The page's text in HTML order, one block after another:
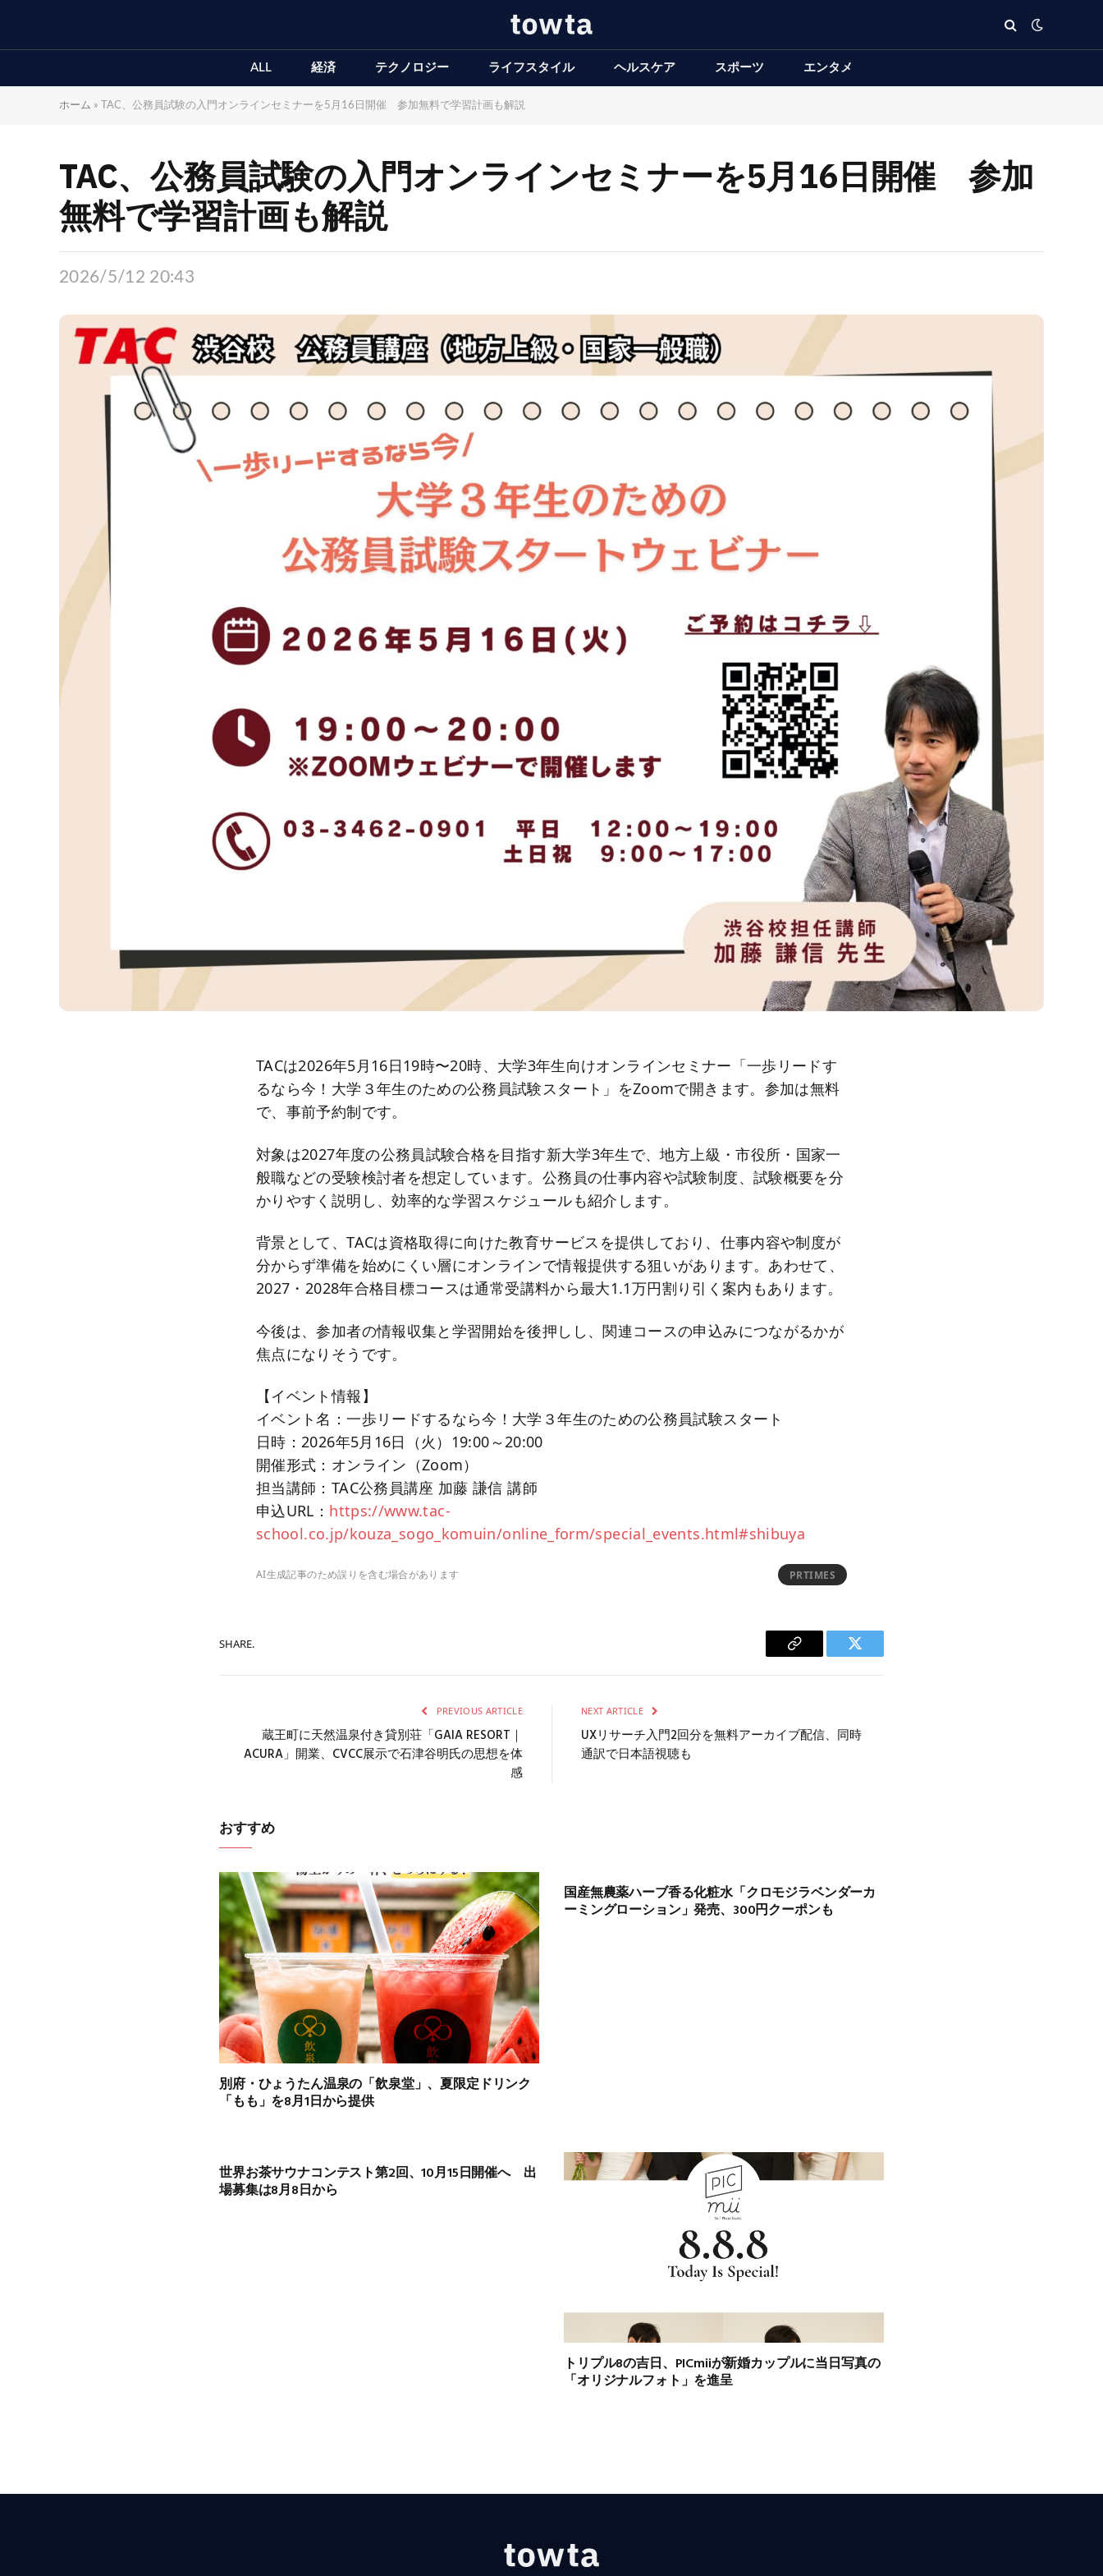
ALL 経済 テクノロジー ライフスタイル ヘルスケア スポーツ エンタメ
ホーム » TAC、公務員試験の入門オンラインセミナーを5月16日開催 参加無料で学習計画も解説
TAC、公務員試験の入門オンラインセミナーを5月16日開催 参加
無料で学習計画も解説
2026/5/12 20:43
TACは2026年5月16日19時〜20時、大学3年生向けオンラインセミナー「一歩リードす
るなら今！大学３年生のための公務員試験スタート」をZoomで開きます。参加は無料
で、事前予約制です。
対象は2027年度の公務員試験合格を目指す新大学3年生で、地方上級・市役所・国家一
般職などの受験検討者を想定しています。公務員の仕事内容や試験制度、試験概要を分
かりやすく説明し、効率的な学習スケジュールも紹介します。
背景として、TACは資格取得に向けた教育サービスを提供しており、仕事内容や制度が
分からず準備を始めにくい層にオンラインで情報提供する狙いがあります。あわせて、
2027・2028年合格目標コースは通常受講料から最大1.1万円割り引く案内もあります。
今後は、参加者の情報収集と学習開始を後押しし、関連コースの申込みにつながるかが
焦点になりそうです。
【イベント情報】
イベント名：一歩リードするなら今！大学３年生のための公務員試験スタート
日時：2026年5月16日（火）19:00～20:00
開催形式：オンライン（Zoom）
担当講師：TAC公務員講座 加藤 謙信 講師
申込URL： https://www.tac-
school.co.jp/kouza_sogo_komuin/online_form/special_events.html#shibuya
AI生成記事のため誤りを含む場合があります PRTIMES
SHARE.
Copy
Twitter
PREVIOUS ARTICLE
蔵王町に天然温泉付き貸別荘「GAIA RESORT｜
ACURA」開業、CVCC展示で石津谷明氏の思想を体
感
NEXT ARTICLE
UXリサーチ入門2回分を無料アーカイブ配信、同時
通訳で日本語視聴も
おすすめ
別府・ひょうたん温泉の「飲泉堂」、夏限定ドリンク
「もも」を8月1日から提供
国産無農薬ハーブ香る化粧水「クロモジラベンダーカ
ーミングローション」発売、300円クーポンも
世界お茶サウナコンテスト第2回、10月15日開催へ 出
場募集は8月8日から
トリプル8の吉日、PICmiiが新婚カップルに当日写真の
「オリジナルフォト」を進呈